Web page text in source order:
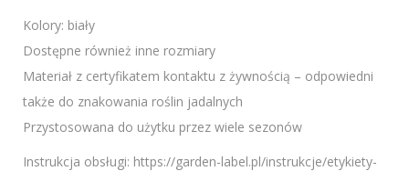
Kolory: biały
Dostępne również inne rozmiary
Materiał z certyfikatem kontaktu z żywnością – odpowiedni
także do znakowania roślin jadalnych
Przystosowana do użytku przez wiele sezonów
Instrukcja obsługi: https://garden-label.pl/instrukcje/etykiety-